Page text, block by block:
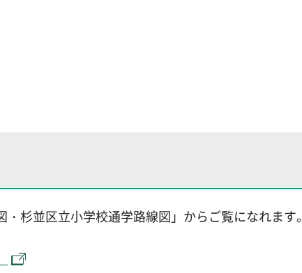
杉並区立小学校通学路線図」からご覧になれます。